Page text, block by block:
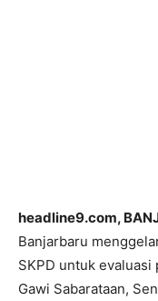
headline9.com,
Banjarbaru
SKPD untuk
Gawi Sabarataan,